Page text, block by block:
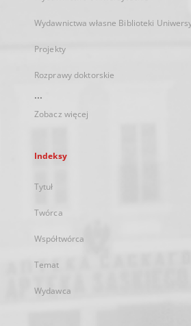
Wydawnictwa własne Biblioteki
Projekty
Rozprawy doktorskie
...
Zobacz więcej
Indeksy
Tytuł
Twórca
Współtwórca
Temat
Wydawca